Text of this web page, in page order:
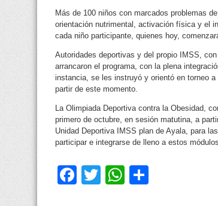
Más de 100 niños con marcados problemas
orientación nutrimental, activación física y el
cada niño participante, quienes hoy,
Autoridades deportivas y del propio IMSS,
arrancaron el programa, con la plena
instancia, se les instruyó y orientó en torneo
partir de este momento.
La Olimpiada Deportiva contra la Obesidad,
primero de octubre, en sesión matutina, a
Unidad Deportiva IMSS plan de Ayala, para
participar e integrarse de lleno a estos
Facebook
TwitterWhatsApp